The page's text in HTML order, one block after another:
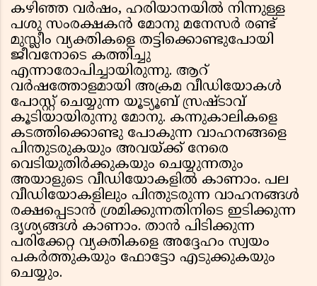
കഴിഞ്ഞ വര്‍ഷം, ഹരിയാനയില്‍ നിന്നുള്ള
പശു സംരക്ഷകന്‍ മോനു മനേസര്‍ രണ്ട്
മുസ്ലീം വ്യക്തികളെ തട്ടിക്കൊണ്ടുപോയി
ജീവനോടെ കത്തിച്ചു
എന്നാരോപിച്ചായിരുന്നു. ആറ്
വര്‍ഷത്തോളമായി അക്രമ വീഡിയോകള്‍
പോസ്റ്റ് ചെയ്യുന്ന യൂട്യൂബ് സ്രഷ്ടാവ്
കൂടിയായിരുന്നു മോനു. കന്നുകാലികളെ
കടത്തിക്കൊണ്ടു പോകുന്ന വാഹനങ്ങളെ
പിന്തുടരുകയും അവയ്ക്ക് നേരെ
വെടിയുതിര്‍ക്കുകയും ചെയ്യുന്നതും
അയാളുടെ വീഡിയോകളില്‍ കാണാം. പല
വീഡിയോകളിലും പിന്തുടരുന്ന വാഹനങ്ങള്‍
രക്ഷപ്പെടാന്‍ ശ്രമിക്കുന്നതിനിടെ ഇടിക്കുന്ന
ദൃശ്യങ്ങള്‍ കാണാം. താന്‍ പിടിക്കുന്ന
പരിക്കേറ്റ വ്യക്തികളെ അദ്ദേഹം സ്വയം
പകര്‍ത്തുകയും ഫോട്ടോ എടുക്കുകയും
ചെയ്യും.